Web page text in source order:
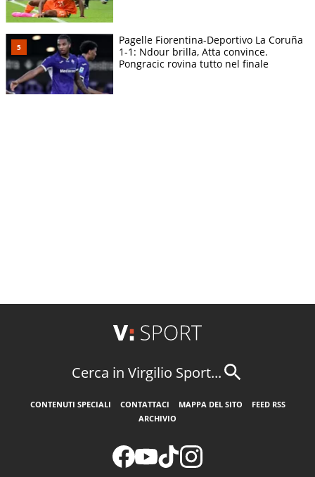
Pagelle Fiorentina-Deportivo La Coruña
1-1: Ndour brilla, Atta convince.
Pongracic rovina tutto nel finale
Cerca in Virgilio Sport...
CONTENUTI SPECIALI CONTATTACI MAPPA DEL SITO
FEED RSS
ARCHIVIO